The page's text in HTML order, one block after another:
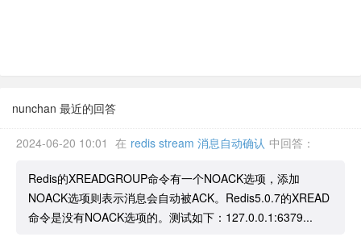
nunchan 最近的回答
2024-06-20 10:01 在 redis stream 消息自动确认 中回答：
Redis的XREADGROUP命令有一个NOACK选项，添加
NOACK选项则表示消息会自动被ACK。Redis5.0.7的XREAD
命令是没有NOACK选项的。测试如下：127.0.0.1:6379...